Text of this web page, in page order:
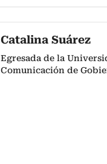
Catalina Suárez
Egresada de la
Comunicación de